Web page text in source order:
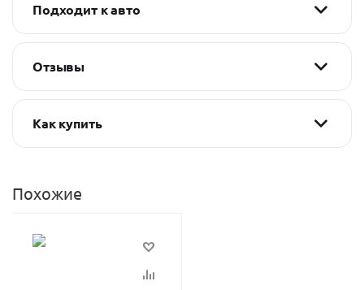
Подходит к авто
Отзывы
Как купить
Похожие